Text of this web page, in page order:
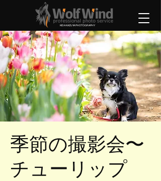
KIDA KAZUYA PHOTOGRAPHY
季節の撮影会〜
チューリップ